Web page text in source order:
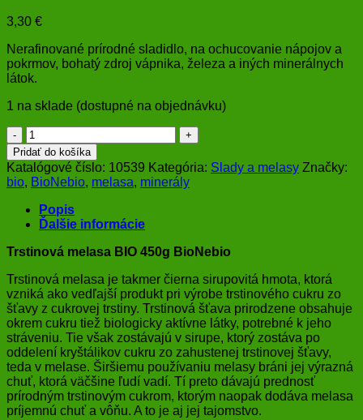
3,30 €
Nerafinované prírodné sladidlo, na ochucovanie nápojov a
pokrmov, bohatý zdroj vápnika, železa a iných minerálnych
látok.
1 na sklade (dostupné na objednávku)
množstvo
Trstinová
melasa
BIO
450g
BioNebio
Pridať do košíka
Katalógové číslo: 10539 Kategória: Slady a melasy Značky:
bio, BioNebio, melasa, minerály
Popis
Ďalšie informácie
Trstinová melasa BIO 450g BioNebio
Trstinová melasa je takmer čierna sirupovitá hmota, ktorá
vzniká ako vedľajší produkt pri výrobe trstinového cukru zo
šťavy z cukrovej trstiny. Trstinová šťava prirodzene obsahuje
okrem cukru tiež biologicky aktívne látky, potrebné k jeho
stráveniu. Tie však zostávajú v sirupe, ktorý zostáva po
oddelení kryštálikov cukru zo zahustenej trstinovej šťavy,
teda v melase. Širšiemu používaniu melasy bráni jej výrazná
chuť, ktorá väčšine ľudí vadí. Tí preto dávajú prednosť
prírodným trstinovým cukrom, ktorým naopak dodáva melasa
príjemnú chuť a vôňu. A to je aj jej tajomstvo.